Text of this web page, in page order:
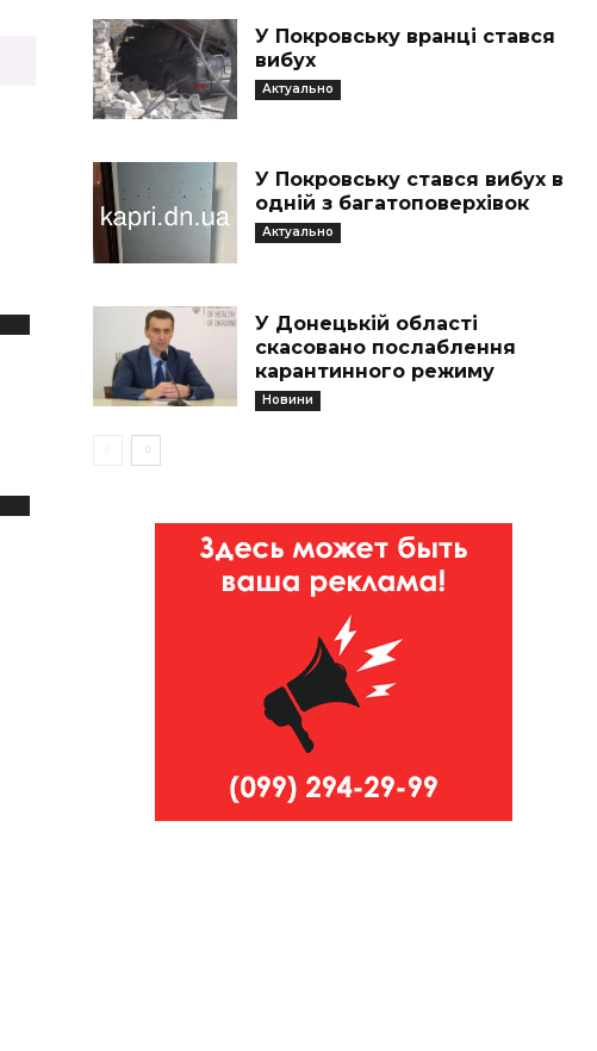
У Покровську вранці стався
вибух
Актуально
У Покровську стався вибух в
одній з багатоповерхівок
Актуально
У Донецькій області
скасовано послаблення
карантинного режиму
Новини